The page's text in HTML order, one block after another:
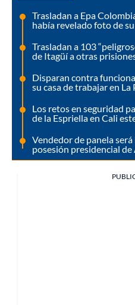
Trasladan a Epa
había revelado foto de
Trasladan a 103
de Itagüí a otras
Disparan contra
su casa de trabajar en
Los retos en seguridad
de la Espriella en Cali
Vendedor de panela
posesión presidencial